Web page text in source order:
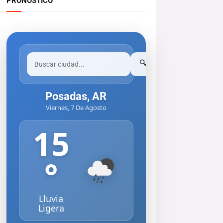
🔍
Posadas, AR
Viernes, 7 De Agosto
15
°
Lluvia
Ligera